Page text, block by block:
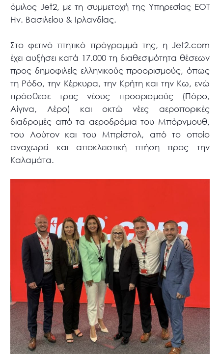
όμιλος Jet2, με τη συμμετοχή της Υπηρεσίας ΕΟΤ
Ην. Βασιλείου & Ιρλανδίας.
Στο φετινό πτητικό πρόγραμμά της, η Jet2.com
έχει αυξήσει κατά 17.000 τη διαθεσιμότητα θέσεων
προς δημοφιλείς ελληνικούς προορισμούς, όπως
τη Ρόδο, την Κέρκυρα, την Κρήτη και την Κω, ενώ
πρόσθεσε τρεις νέους προορισμούς (Πόρο,
Αίγινα, Λέρο) και οκτώ νέες αεροπορικές
διαδρομές από τα αεροδρόμια του Μπόρνμουθ,
του Λούτον και του Μπρίστολ, από το οποίο
αναχωρεί και αποκλειστική πτήση προς την
Καλαμάτα.